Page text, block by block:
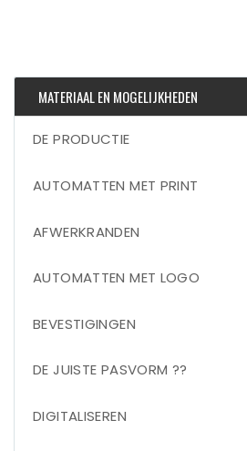
MATERIAAL EN MOGELIJKHEDEN
DE PRODUCTIE
AUTOMATTEN MET PRINT
AFWERKRANDEN
AUTOMATTEN MET LOGO
BEVESTIGINGEN
DE JUISTE PASVORM ??
DIGITALISEREN